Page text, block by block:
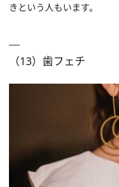
きという人もいます。
（13）歯フェチ